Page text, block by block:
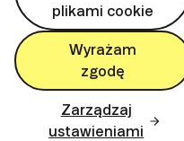
plikami cookie
Wyrażam
zgodę
Zarządzaj
ustawieniami